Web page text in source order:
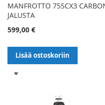
MANFROTTO 755CX3
JALUSTA
599,00 €
Lisää ostoskoriin